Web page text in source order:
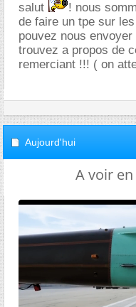
salut
! nous
de faire un tpe sur
pouvez nous
trouvez a propos de
remerciant !!! ( on
Aujourd'hui
A voir